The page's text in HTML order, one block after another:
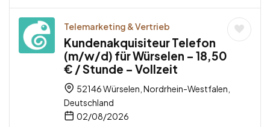
Telemarketing & Vertrieb
Kundenakquisiteur Telefon
(m/w/d) für Würselen – 18,50
€ / Stunde – Vollzeit
52146 Würselen, Nordrhein-Westfalen,
Deutschland
02/08/2026